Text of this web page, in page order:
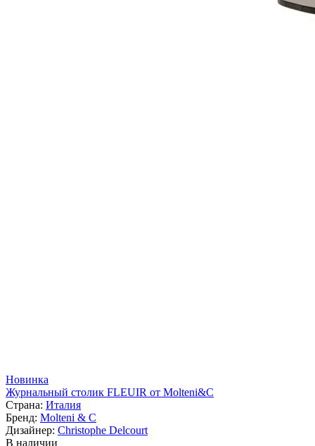
Новинка
Журнальный столик FLEUIR от Molteni&C
Страна: Италия
Бренд: Molteni & C
Дизайнер: Christophe Delcourt
В наличии